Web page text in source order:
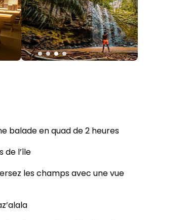
balade en quad de 2 heures
de l’île
les champs avec une vue